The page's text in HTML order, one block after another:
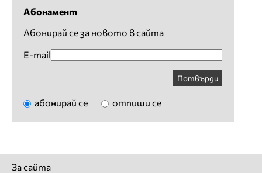
Абонамент
Абонирай се за новото в сайта
E-mail
Потвърди
абонирай се отпиши се
За сайта